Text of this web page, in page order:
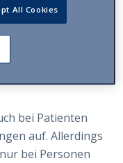
bei Patienten
auf. Allerdings
bei Personen
All Cookies